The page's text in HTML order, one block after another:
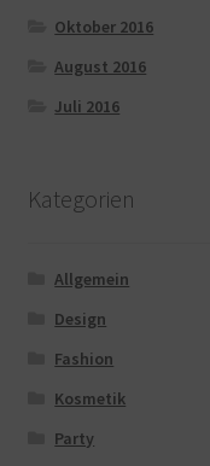
Oktober 2016
August 2016
Juli 2016
Kategorien
Allgemein
Design
Fashion
Kosmetik
Party